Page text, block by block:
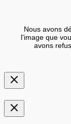
Nous avons
l'image que
avons